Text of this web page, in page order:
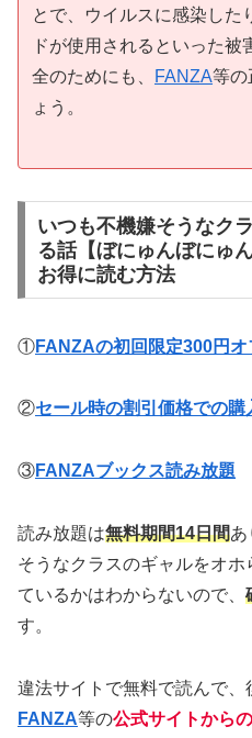
とで、ウイルスに感染した
ドが使用されるといった
全のためにも、
FANZA等の
ょう。
いつも不機嫌そうなク
る話【ぼにゅんぼにゅ
お得に読む方法
①FANZAの初回限定300円
②セール時の割引価格での購
③FANZAブックス読み放題
読み放題は無料期間14日間あ
そうなクラスのギャルをオ
ているかはわからないので、
す。
違法サイトで無料で読んで、
FANZA等の公式サイトから